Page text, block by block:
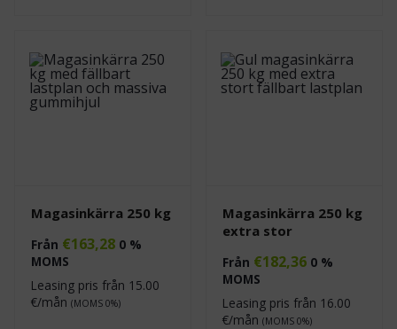
Magasinkärra 250 kg
Från €163,28 0 %
MOMS
Leasing pris från 15.00
€/mån (MOMS 0%)
Magasinkärra 250 kg
extra stor
Från €182,36 0 %
MOMS
Leasing pris från 16.00
€/mån (MOMS 0%)